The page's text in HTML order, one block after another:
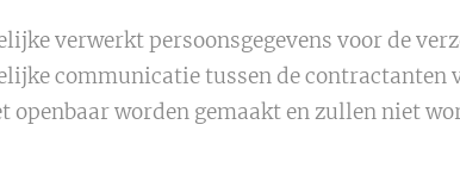
verwerkt persoonsgegevens voor de
communicatie tussen de
openbaar worden gemaakt en zullen niet